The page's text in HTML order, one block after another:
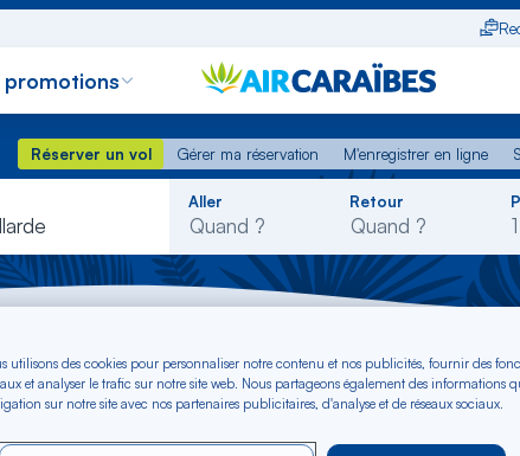
promotions
Réserver un vol Gérer ma réservation M'enregistrer en ligne
Réserver un vol
Gérer ma réservation M'enregistrer en ligne
Rechercher
dans
liste
Aller Retour
la-Gaillarde -
utilisons des cookies pour personnaliser notre contenu et nos publicités, fournir des
et analyser le trafic sur notre site web. Nous partageons également des informations
sur notre site avec nos partenaires publicitaires, d'analyse et de réseaux sociaux.